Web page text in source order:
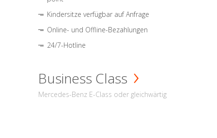
Kindersitze verfügbar auf Anfrage
Online- und Offline-Bezahlungen
24/7-Hotline
Business Class
Mercedes-Benz E-Class oder gleichwärtig